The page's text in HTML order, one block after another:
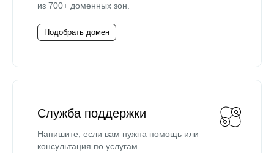
из 700+ доменных зон.
Подобрать домен
Служба поддержки
Напишите, если вам нужна помощь или
консультация по услугам.